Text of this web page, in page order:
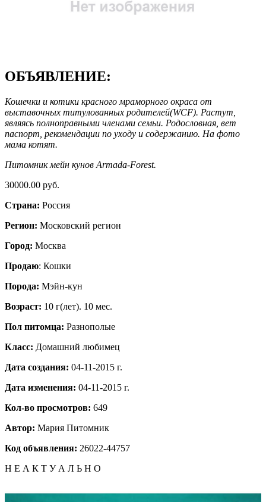
ОБЪЯВЛЕНИЕ:
Кошечки и котики красного мраморного окраса от
выставочных титулованных родителей(WCF). Растут,
являясь полноправными членами семьи. Родословная, вет
паспорт, рекомендации по уходу и содержанию. На фото
мама котят.
Питомник мейн кунов Armada-Forest.
30000.00 руб.
Страна: Россия
Регион: Московский регион
Город: Москва
Продаю: Кошки
Порода: Мэйн-кун
Возраст: 10 г(лет). 10 мес.
Пол питомца: Разнополые
Класс: Домашний любимец
Дата создания: 04-11-2015 г.
Дата изменения: 04-11-2015 г.
Кол-во просмотров: 649
Автор: Мария Питомник
Код объявления: 26022-44757
Н Е А К Т У А Л Ь Н О